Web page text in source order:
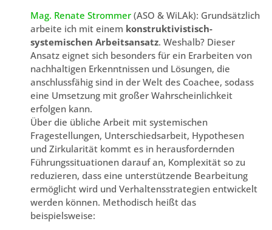
Mag. Renate Strommer (ASO & WiLAk): Grundsätzlich
arbeite ich mit einem konstruktivistisch-
systemischen Arbeitsansatz. Weshalb? Dieser
Ansatz eignet sich besonders für ein Erarbeiten von
nachhaltigen Erkenntnissen und Lösungen, die
anschlussfähig sind in der Welt des Coachee, sodass
eine Umsetzung mit großer Wahrscheinlichkeit
erfolgen kann.
Über die übliche Arbeit mit systemischen
Fragestellungen, Unterschiedsarbeit, Hypothesen
und Zirkularität kommt es in herausfordernden
Führungssituationen darauf an, Komplexität so zu
reduzieren, dass eine unterstützende Bearbeitung
ermöglicht wird und Verhaltensstrategien entwickelt
werden können. Methodisch heißt das
beispielsweise: